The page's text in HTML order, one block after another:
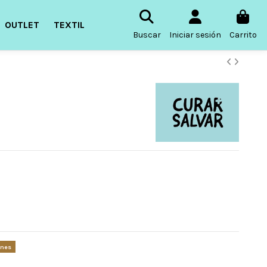
OUTLET TEXTIL
Buscar Iniciar sesión Carrito